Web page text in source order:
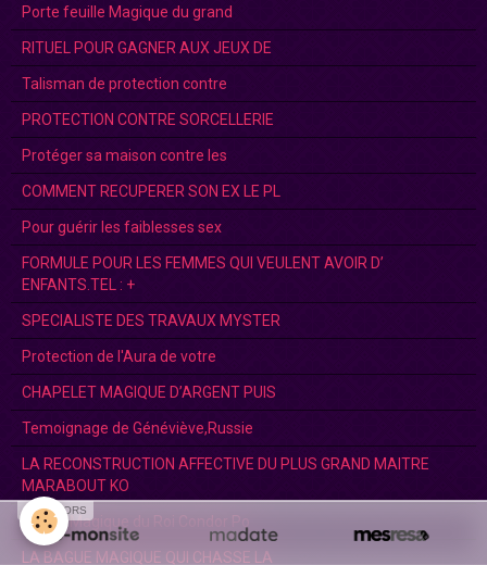
Porte feuille Magique du grand
RITUEL POUR GAGNER AUX JEUX DE
Talisman de protection contre
PROTECTION CONTRE SORCELLERIE
Protéger sa maison contre les
COMMENT RECUPERER SON EX LE PL
Pour guérir les faiblesses sex
FORMULE POUR LES FEMMES QUI VEULENT AVOIR D’
ENFANTS.TEL : +
SPECIALISTE DES TRAVAUX MYSTER
Protection de l'Aura de votre
CHAPELET MAGIQUE D’ARGENT PUIS
Temoignage de Généviève,Russie
LA RECONSTRUCTION AFFECTIVE DU PLUS GRAND MAITRE
MARABOUT KO
Bague Magique du Roi Condor Po
LA BAGUE MAGIQUE QUI CHASSE LA
SPONSORS